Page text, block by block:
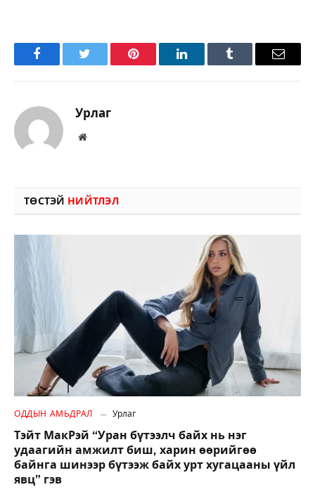
FacebookTwitter Pinterest LinkedInTumblr Имэйл
Урлаг
Вэбсайт
ТӨСТЭЙ НИЙТЛЭЛ
ОДДЫН АМЬДРАЛ Урлаг
Тэйт МакРэй “Уран бүтээлч байх нь нэг
удаагийн амжилт биш, харин өөрийгөө
байнга шинээр бүтээж байх урт хугацааны үйл
явц” гэв